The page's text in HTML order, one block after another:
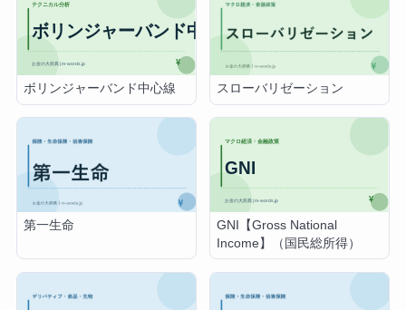
ボリンジャーバンド中心線 スローバリゼーション
第一生命
GNI【Gross National
Income】（国民総所得）